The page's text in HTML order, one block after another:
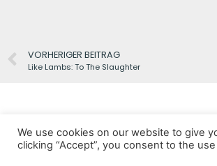
VORHERIGER BEITRAG
Like Lambs: To The Slaughter
We use cookies on our website to give
clicking “Accept”, you consent to the